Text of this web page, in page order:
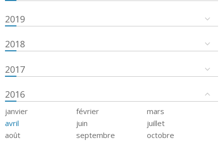
2019
2018
2017
2016
janvier février
mars
avril
juin
juillet
août
septembre
octobre